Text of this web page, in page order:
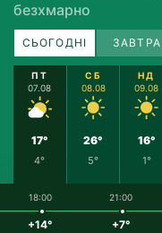
безхмарно
СЬОГОДНІ ЗАВТРА
ПТ
07.08
17°
4°
СБ
08.08
26°
5°
НД
09.08
16°
1°
18:00
+14°
21:00
+7°